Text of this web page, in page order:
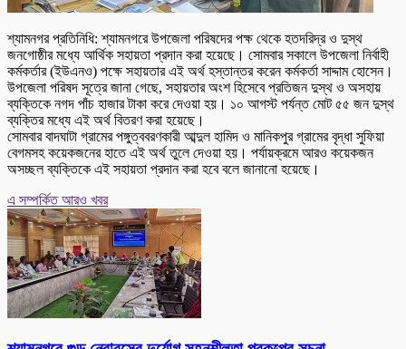
শ্যামনগর প্রতিনিধি: শ্যামনগরে উপজেলা পরিষদের পক্ষ থেকে হতদরিদ্র ও দুস্থ
জনগোষ্ঠীর মধ্যে আর্থিক সহায়তা প্রদান করা হয়েছে। সোমবার সকালে উপজেলা নির্বাহী
কর্মকর্তার (ইউএনও) পক্ষে সহায়তার এই অর্থ হস্তান্তর করেন কর্মকর্তা সাদ্দাম হোসেন।
উপজেলা পরিষদ সূত্রে জানা গেছে, সহায়তার অংশ হিসেবে প্রতিজন দুস্থ ও অসহায়
ব্যক্তিকে নগদ পাঁচ হাজার টাকা করে দেওয়া হয়। ১০ আগস্ট পর্যন্ত মোট ৫৫ জন দুস্থ
ব্যক্তির মধ্যে এই অর্থ বিতরণ করা হয়েছে।
সোমবার বাদঘাটা গ্রামের পঙ্গুত্ববরণকারী আব্দুল হামিদ ও মানিকপুর গ্রামের বৃদ্ধা সুফিয়া
বেগমসহ কয়েকজনের হাতে এই অর্থ তুলে দেওয়া হয়। পর্যায়ক্রমে আরও কয়েকজন
অসচ্ছল ব্যক্তিকে এই সহায়তা প্রদান করা হবে বলে জানানো হয়েছে।
এ সম্পর্কিত আরও খবর